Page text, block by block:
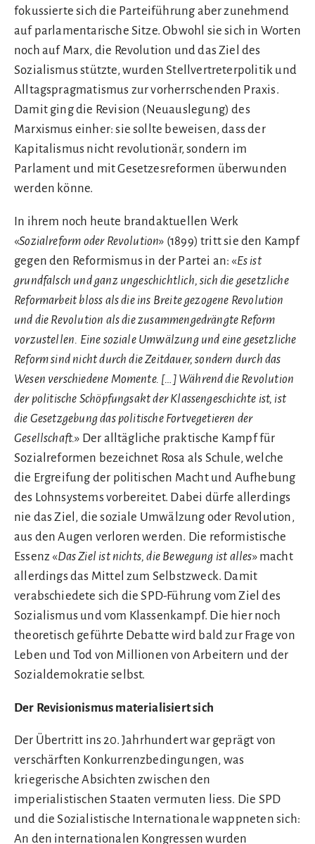
fokussierte sich die Parteiführung aber zunehmend
auf parlamentarische Sitze. Obwohl sie sich in Worten
noch auf Marx, die Revolution und das Ziel des
Sozialismus stützte, wurden Stellvertreterpolitik und
Alltagspragmatismus zur vorherrschenden Praxis.
Damit ging die Revision (Neuauslegung) des
Marxismus einher: sie sollte beweisen, dass der
Kapitalismus nicht revolutionär, sondern im
Parlament und mit Gesetzesreformen überwunden
werden könne.
In ihrem noch heute brandaktuellen Werk
«Sozialreform oder Revolution» (1899) tritt sie den Kampf
gegen den Reformismus in der Partei an: «Es ist
grundfalsch und ganz ungeschichtlich, sich die gesetzliche
Reformarbeit bloss als die ins Breite gezogene Revolution
und die Revolution als die zusammengedrängte Reform
vorzustellen. Eine soziale Umwälzung und eine gesetzliche
Reform sind nicht durch die Zeitdauer, sondern durch das
Wesen verschiedene Momente. […] Während die Revolution
der politische Schöpfungsakt der Klassengeschichte ist, ist
die Gesetzgebung das politische Fortvegetieren der
Gesellschaft.» Der alltägliche praktische Kampf für
Sozialreformen bezeichnet Rosa als Schule, welche
die Ergreifung der politischen Macht und Aufhebung
des Lohnsystems vorbereitet. Dabei dürfe allerdings
nie das Ziel, die soziale Umwälzung oder Revolution,
aus den Augen verloren werden. Die reformistische
Essenz «Das Ziel ist nichts, die Bewegung ist alles» macht
allerdings das Mittel zum Selbstzweck. Damit
verabschiedete sich die SPD-Führung vom Ziel des
Sozialismus und vom Klassenkampf. Die hier noch
theoretisch geführte Debatte wird bald zur Frage von
Leben und Tod von Millionen von Arbeitern und der
Sozialdemokratie selbst.
Der Revisionismus materialisiert sich
Der Übertritt ins 20. Jahrhundert war geprägt von
verschärften Konkurrenzbedingungen, was
kriegerische Absichten zwischen den
imperialistischen Staaten vermuten liess. Die SPD
und die Sozialistische Internationale wappneten sich:
An den internationalen Kongressen wurden